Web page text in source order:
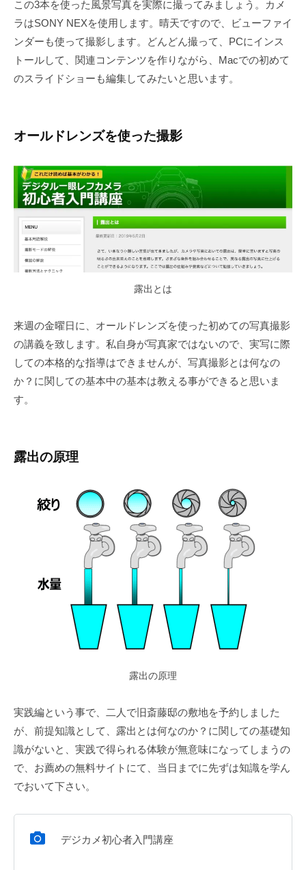
この3本を使った風景写真を実際に撮ってみましょう。カメ
ラはSONY NEXを使用します。晴天ですので、ビューファイ
ンダーも使って撮影します。どんどん撮って、PCにインス
トールして、関連コンテンツを作りながら、Macでの初めて
のスライドショーも編集してみたいと思います。
オールドレンズを使った撮影
露出とは
来週の金曜日に、オールドレンズを使った初めての写真撮影
の講義を致します。私自身が写真家ではないので、実写に際
しての本格的な指導はできませんが、写真撮影とは何なの
か？に関しての基本中の基本は教える事ができると思いま
す。
露出の原理
露出の原理
実践編という事で、二人で旧斎藤邸の敷地を予約しました
が、前提知識として、露出とは何なのか？に関しての基礎知
識がないと、実践で得られる体験が無意味になってしまうの
で、お薦めの無料サイトにて、当日までに先ずは知識を学ん
でおいて下さい。
デジカメ初心者入門講座